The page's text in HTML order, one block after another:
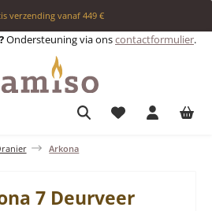
verzending vanaf 449 €
Ondersteuning via onscontactformulier.
Je hebt 0 items
Arkona
7 Deurveer